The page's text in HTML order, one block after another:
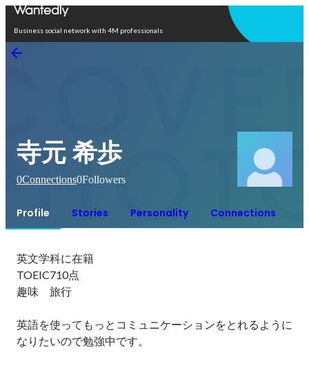
Business social network with 4M professionals
寺元 希歩
0Connections0Followers
Profile Stories Personality Connections
英文学科に在籍
TOEIC710点
趣味　旅行
英語を使ってもっとコミュニケーションをとれるように
なりたいので勉強中です。